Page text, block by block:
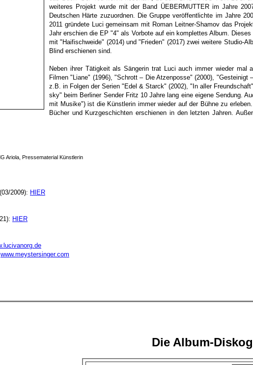
weiteres Projekt wurde mit der Band ÜEBERMUTTER im Jahre
Deutschen Härte zuzuordnen. Die Gruppe veröffentlichte im Jahre
2011 gründete Luci gemeinsam mit Roman Leitner-Shamov das
Jahr erschien die EP "4" als Vorbote auf ein komplettes Album.
mit "Haifischweide" (2014) und "Frieden" (2017) zwei weitere Studio-
Blind erschienen sind.
Neben ihrer Tätigkeit als Sängerin trat Luci auch immer wieder
Filmen "Liane" (1996), "Schrott – Die Atzenposse" (2000), "Gesteinigt
z.B. in Folgen der Serien "Edel & Starck" (2002), "In aller
sky" beim Berliner Sender Fritz 10 Jahre lang eine eigene Sendung.
mit Musike") ist die Künstlerin immer wieder auf der Bühne zu
Bücher und Kurzgeschichten erschienen in den letzten Jahren.
Ariola, Pressematerial Künstlerin
2009): HIER
HIER
www.meystersinger.com
Die Album-